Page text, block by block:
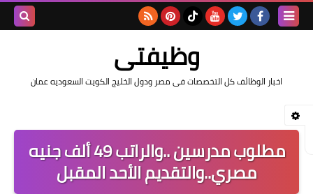
وظيفتى
اخبار الوظائف كل التخصصات فى مصر ودول الخليج الكويت السعوديه عمان
مطلوب مدرسين ..والراتب 49 ألف جنيه
مصري..والتقديم الأحد المقبل